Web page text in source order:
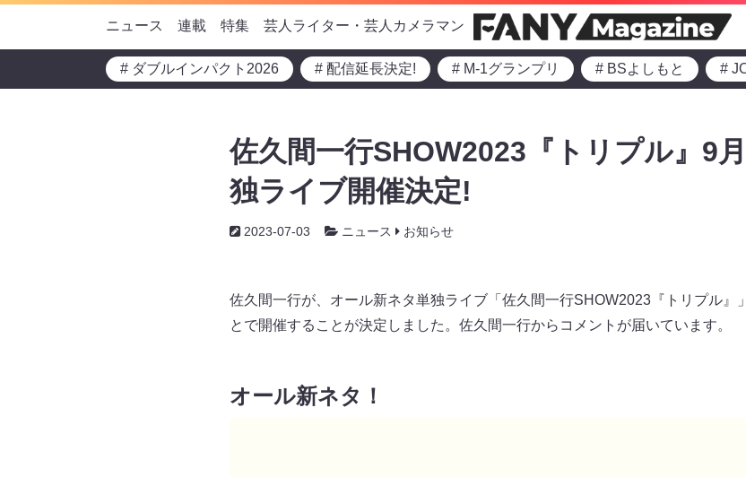
ニュース 連載 特集 芸人ライター・芸人カメラマン
# ダブルインパクト2026 # 配信延長決定! # M-1グランプリ # BSよしもと #
佐久間一行SHOW2023『トリプル』9
独ライブ開催決定!
2023-07-03 ニュース お知らせ
佐久間一行が、オール新ネタ単独ライブ「佐久間一行SHOW2023『トリプル』
とで開催することが決定しました。佐久間一行からコメントが届いています。
オール新ネタ！